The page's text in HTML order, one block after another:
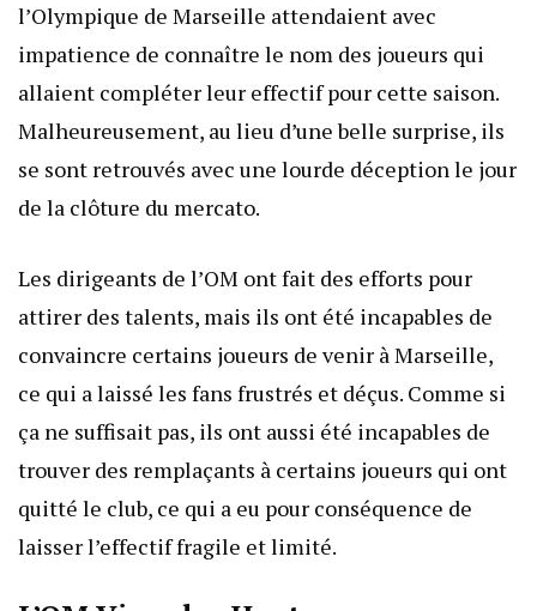
l’Olympique de Marseille attendaient avec
impatience de connaître le nom des joueurs qui
allaient compléter leur effectif pour cette saison.
Malheureusement, au lieu d’une belle surprise, ils
se sont retrouvés avec une lourde déception le jour
de la clôture du mercato.
Les dirigeants de l’OM ont fait des efforts pour
attirer des talents, mais ils ont été incapables de
convaincre certains joueurs de venir à Marseille,
ce qui a laissé les fans frustrés et déçus. Comme si
ça ne suffisait pas, ils ont aussi été incapables de
trouver des remplaçants à certains joueurs qui ont
quitté le club, ce qui a eu pour conséquence de
laisser l’effectif fragile et limité.